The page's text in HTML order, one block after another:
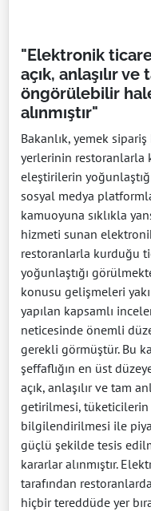
"Elektronik
açık, anlaşılır
öngörülebilir
alınmıştır"
Bakanlık, yemek
yerlerinin restoranlarla
eleştirilerin
sosyal medya
kamuoyuna sıklıkla
hizmeti sunan
restoranlarla kurduğu
yoğunlaştığı
konusu gelişmeleri
yapılan kapsamlı
neticesinde önemli
gerekli görmüştür. Bu
şeffaflığın en üst
açık, anlaşılır ve tam
getirilmesi,
bilgilendirilmesi ile
güçlü şekilde tesis
kararlar alınmıştır.
tarafından
hiçbir tereddüde yer